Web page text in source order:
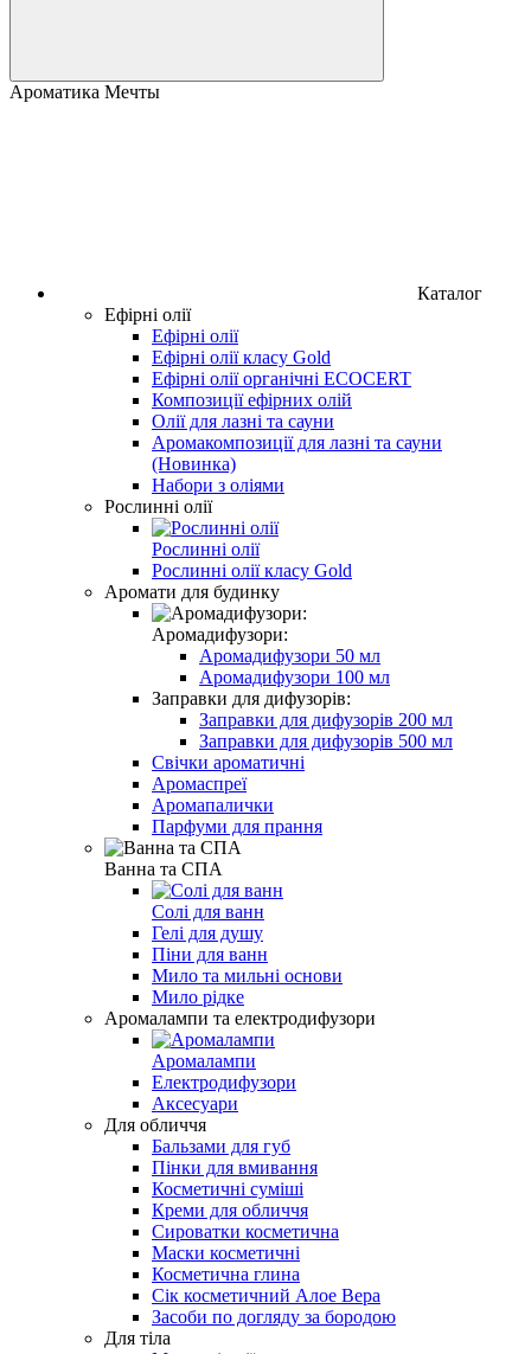
Ароматика Мечты
Каталог
Ефірні олії
Ефірні олії
Ефірні олії класу Gold
Ефірні олії органічні ECOCЕRT
Композиції ефірних олій
Олії для лазні та сауни
Аромакомпозиції для лазні та сауни
(Новинка)
Набори з оліями
Рослинні олії
Рослинні олії
Рослинні олії класу Gold
Аромати для будинку
Аромадифузори:
Аромадифузори 50 мл
Аромадифузори 100 мл
Заправки для дифузорів:
Заправки для дифузорів 200 мл
Заправки для дифузорів 500 мл
Свічки ароматичні
Аромаспреї
Аромапалички
Парфуми для прання
Ванна та СПА
Солі для ванн
Гелі для душу
Піни для ванн
Мило та мильні основи
Мило рідке
Аромалампи та електродифузори
Аромалампи
Електродифузори
Аксесуари
Для обличчя
Бальзами для губ
Пінки для вмивання
Косметичні суміші
Креми для обличчя
Сироватки косметична
Маски косметичні
Косметична глина
Сік косметичний Алое Вера
Засоби по догляду за бородою
Для тіла